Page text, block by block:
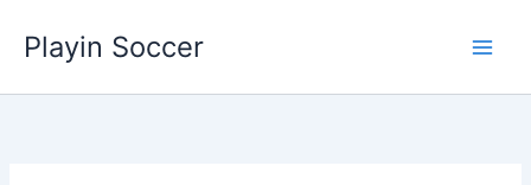
Playin Soccer